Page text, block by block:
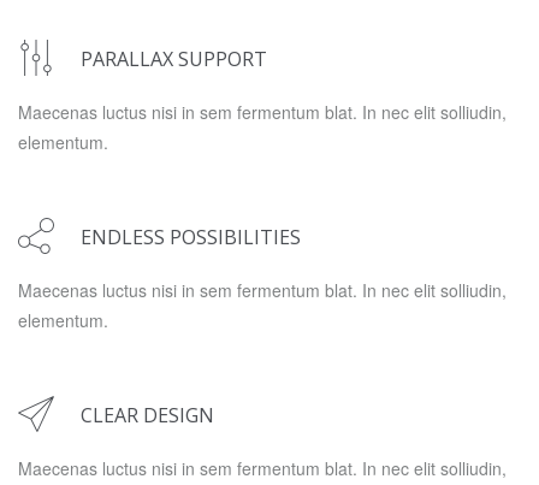
PARALLAX SUPPORT
Maecenas luctus nisi in sem fermentum blat. In nec elit solliudin,
elementum.
ENDLESS POSSIBILITIES
Maecenas luctus nisi in sem fermentum blat. In nec elit solliudin,
elementum.
CLEAR DESIGN
Maecenas luctus nisi in sem fermentum blat. In nec elit solliudin,